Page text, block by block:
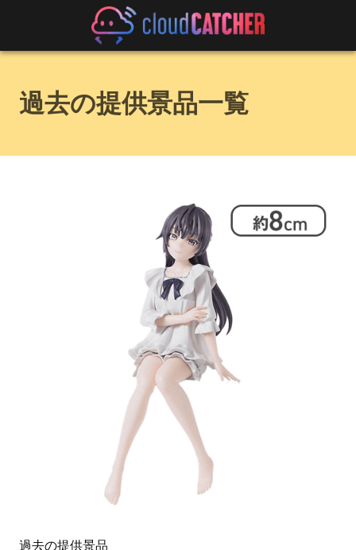
過去の提供景品一覧
過去の提供景品